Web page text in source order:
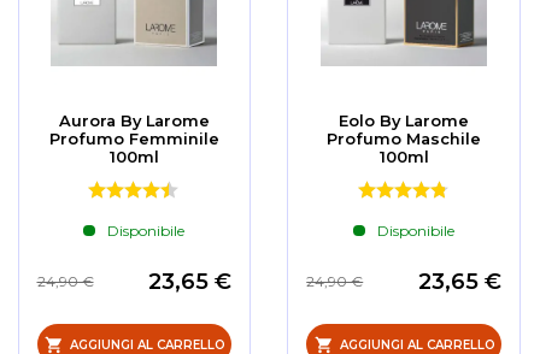
Aurora By Larome
Profumo Femminile
100ml
Disponibile
23,65 €
24,90 €
AGGIUNGI AL CARRELLO
Eolo By Larome
Profumo Maschile
100ml
Disponibile
23,65 €
24,90 €
AGGIUNGI AL CARRELLO